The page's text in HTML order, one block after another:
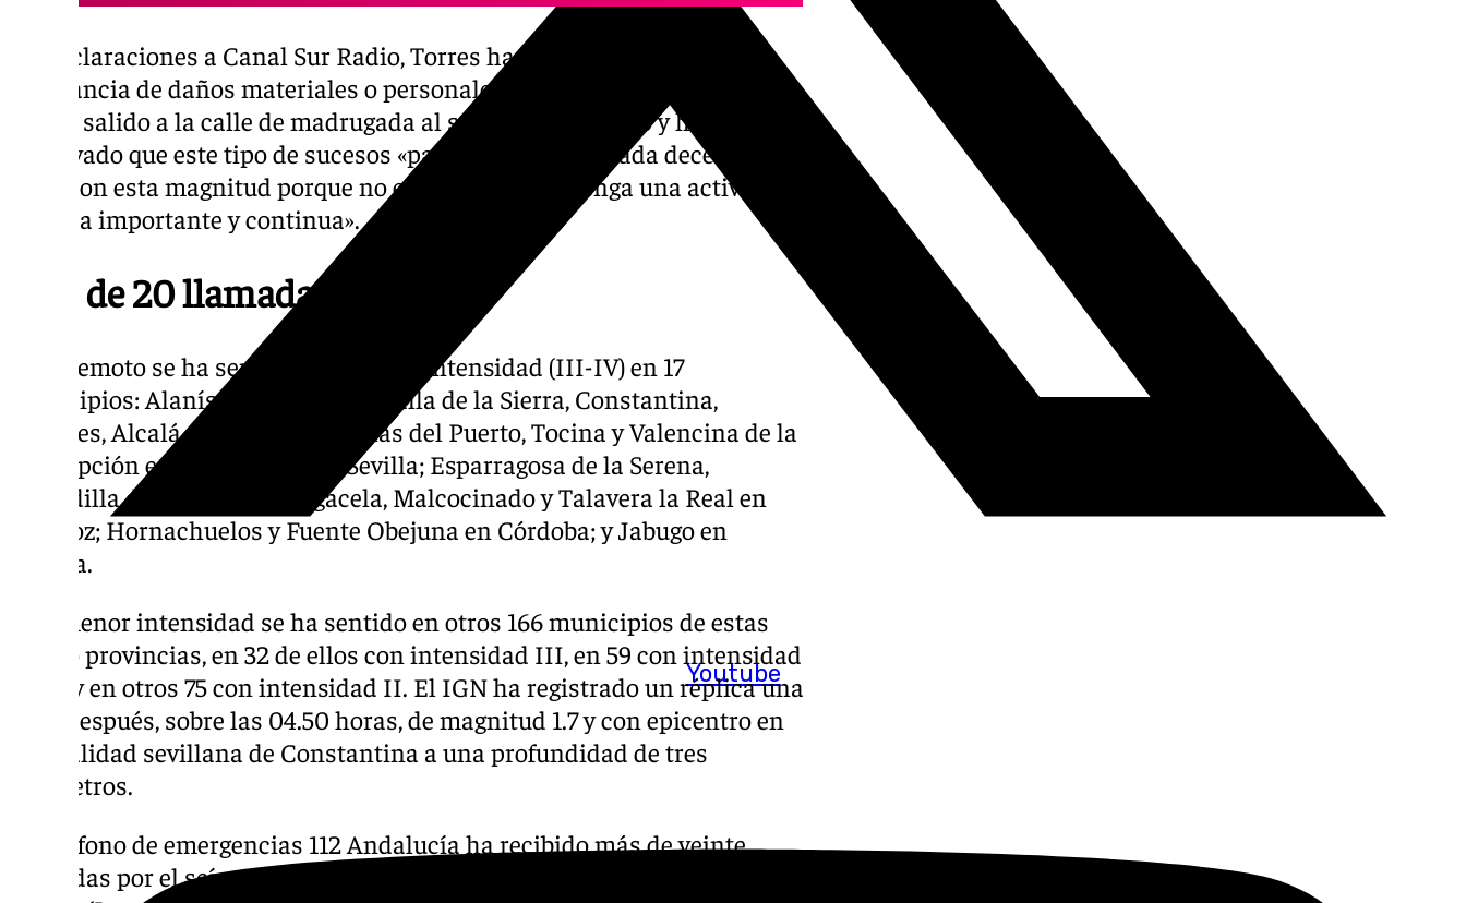
Youtube
En declaraciones a Canal Sur Radio, Torres ha indicado que no tiene
constancia de daños materiales o personales ni de que haya vecinos que
hayan salido a la calle de madrugada al sentir el terremoto y ha
subrayado que este tipo de sucesos «pasa aquí una vez cada decenas de
años con esta magnitud porque no es una zona que tenga una actividad
sísmica importante y continua».
Más de 20 llamadas al 112
El terremoto se ha sentido con mayor intensidad (III-IV) en 17
municipios: Alanís, Cantillana, Cazalla de la Sierra, Constantina,
Olivares, Alcalá del Río, San Nicolás del Puerto, Tocina y Valencina de la
Concepción en la provincia de Sevilla; Esparragosa de la Serena,
Calzadilla de los Barros, Magacela, Malcocinado y Talavera la Real en
Badajoz; Hornachuelos y Fuente Obejuna en Córdoba; y Jabugo en
Huelva.
Con menor intensidad se ha sentido en otros 166 municipios de estas
cuatro provincias, en 32 de ellos con intensidad III, en 59 con intensidad
II-III y en otros 75 con intensidad II. El IGN ha registrado un réplica una
hora después, sobre las 04.50 horas, de magnitud 1.7 y con epicentro en
la localidad sevillana de Constantina a una profundidad de tres
kilómetros.
El teléfono de emergencias 112 Andalucía ha recibido más de veinte
llamadas por el seísmo desde distintos puntos de las provincias de